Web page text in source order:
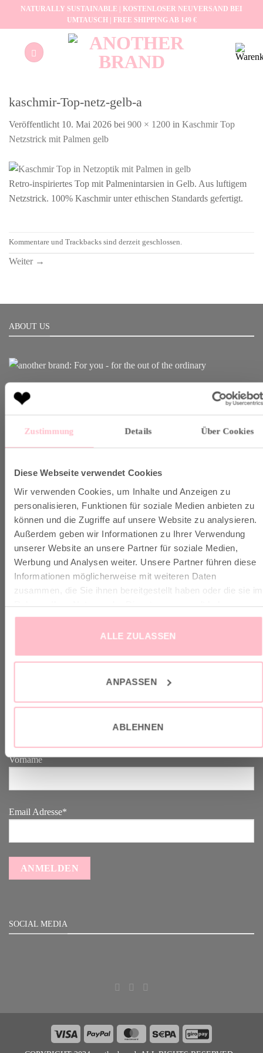
Zustimmung Details Über Cookies
Diese Webseite verwendet Cookies
Wir verwenden Cookies, um Inhalte und Anzeigen zu
personalisieren, Funktionen für soziale Medien anbieten zu
können und die Zugriffe auf unsere Website zu analysieren.
Außerdem geben wir Informationen zu Ihrer Verwendung
unserer Website an unsere Partner für soziale Medien,
Werbung und Analysen weiter. Unsere Partner führen diese
Informationen möglicherweise mit weiteren Daten
zusammen, die Sie ihnen bereitgestellt haben oder die sie im
ALLE ZULASSEN
ANPASSEN
ABLEHNEN
NATURALLY SUSTAINABLE | KOSTENLOSER NEUVERSAND BEI
UMTAUSCH | FREE SHIPPING AB 149 €
kaschmir-Top-netz-gelb-a
Veröffentlicht 10. Mai 2026 bei 900 × 1200 in Kaschmir Top
Netzstrick mit Palmen gelb
Retro-inspiriertes Top mit Palmenintarsien in Gelb. Aus luftigem
Netzstrick. 100% Kaschmir unter ethischen Standards gefertigt.
Kommentare und Trackbacks sind derzeit geschlossen.
Weiter →
ABOUT US
Born in Munich.
Inspiring Designs.
Another Brand stands for inspiring designs, natural fabrics and
VERSAND & INFO
✓ Versandkostenfrei ab 149€
✓ Klimaneutraler Versand mit DHL / GoGreen
✓
Lieferun und Retoure
Melde dich an zu unserem Good-News-Letter und spare 10% bei
Vorname
Email Adresse*
SOCIAL MEDIA
Visa PayPal MasterCard Sepa GiroPay